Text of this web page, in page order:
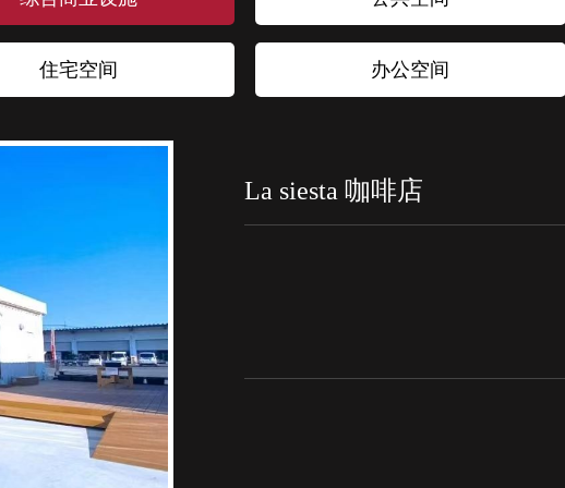
住宅空间 办公空间
La siesta 咖啡店